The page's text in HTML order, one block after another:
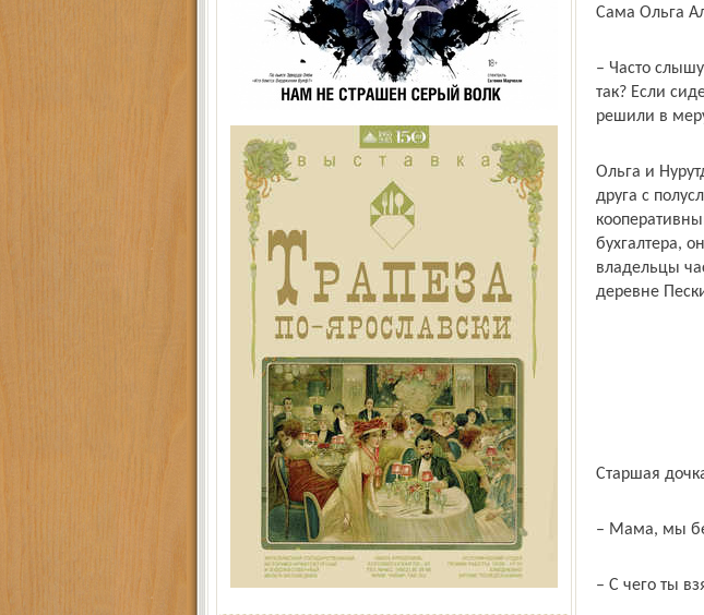
Сама Ольга
– Часто
так? Если
решили в
Ольга и
друга с
бухгалтера,
владельцы
деревне
Старшая
– Мама, мы
– С чего ты